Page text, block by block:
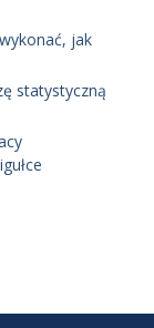
jak
statystyczną